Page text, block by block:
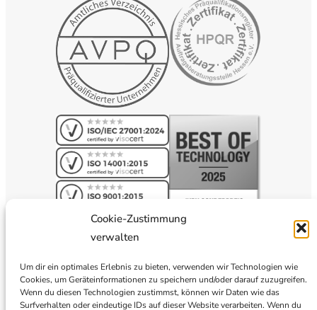
Cookie-Zustimmung
verwalten
Um dir ein optimales Erlebnis zu bieten, verwenden wir Technologien wie
Cookies, um Geräteinformationen zu speichern und/oder darauf zuzugreifen.
Wenn du diesen Technologien zustimmst, können wir Daten wie das
Surfverhalten oder eindeutige IDs auf dieser Website verarbeiten. Wenn du